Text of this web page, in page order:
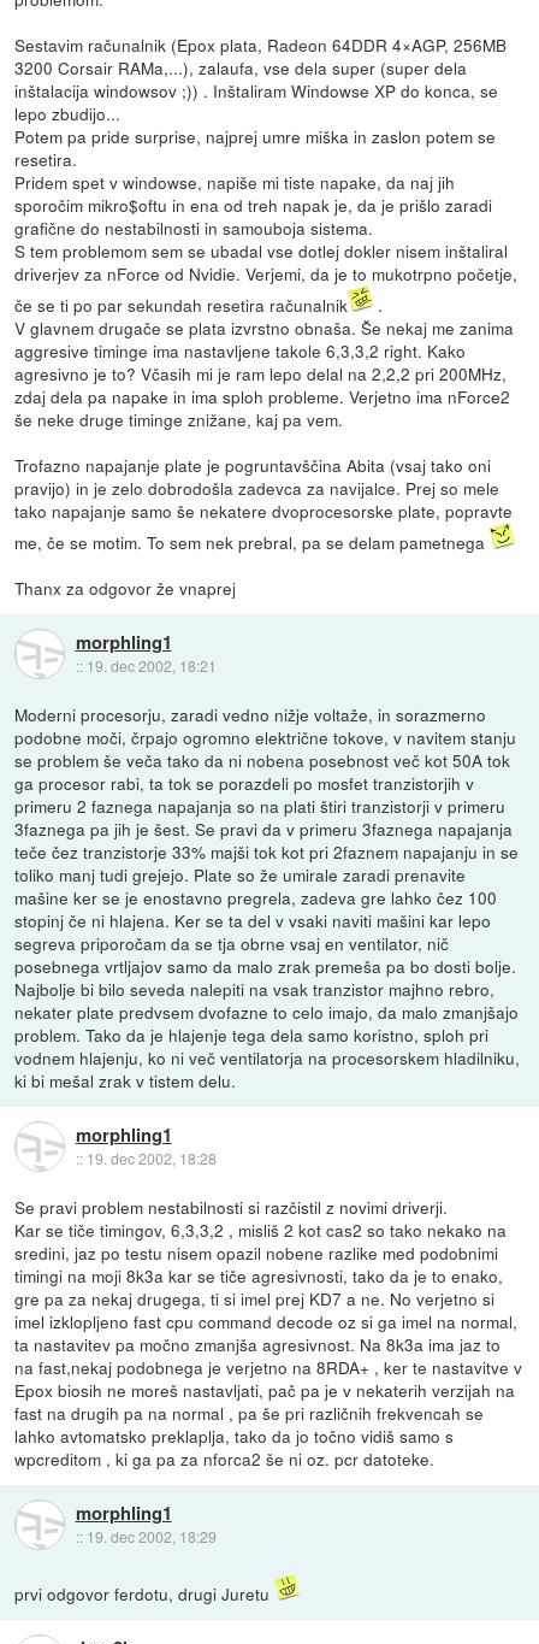
Sestavim računalnik (Epox plata, Radeon 64DDR 4×AGP, 256MB
3200 Corsair RAMa,...), zalaufa, vse dela super (super dela
inštalacija windowsov ;)) . Inštaliram Windowse XP do konca, se
lepo zbudijo...
Potem pa pride surprise, najprej umre miška in zaslon potem se
resetira.
Pridem spet v windowse, napiše mi tiste napake, da naj jih
sporočim mikro$oftu in ena od treh napak je, da je prišlo zaradi
grafične do nestabilnosti in samouboja sistema.
S tem problemom sem se ubadal vse dotlej dokler nisem inštaliral
driverjev za nForce od Nvidie. Verjemi, da je to mukotrpno početje,
če se ti po par sekundah resetira računalnik
.
V glavnem drugače se plata izvrstno obnaša. Še nekaj me zanima
aggresive timinge ima nastavljene takole 6,3,3,2 right. Kako
agresivno je to? Včasih mi je ram lepo delal na 2,2,2 pri 200MHz,
zdaj dela pa napake in ima sploh probleme. Verjetno ima nForce2
še neke druge timinge znižane, kaj pa vem.
Trofazno napajanje plate je pogruntavščina Abita (vsaj tako oni
pravijo) in je zelo dobrodošla zadevca za navijalce. Prej so mele
tako napajanje samo še nekatere dvoprocesorske plate, popravte
me, če se motim. To sem nek prebral, pa se delam pametnega
Thanx za odgovor že vnaprej
morphling1
:: 19. dec 2002, 18:21
Moderni procesorju, zaradi vedno nižje voltaže, in sorazmerno
podobne moči, črpajo ogromno električne tokove, v navitem stanju
se problem še veča tako da ni nobena posebnost več kot 50A tok
ga procesor rabi, ta tok se porazdeli po mosfet tranzistorjih v
primeru 2 faznega napajanja so na plati štiri tranzistorji v primeru
3faznega pa jih je šest. Se pravi da v primeru 3faznega napajanja
teče čez tranzistorje 33% majši tok kot pri 2faznem napajanju in se
toliko manj tudi grejejo. Plate so že umirale zaradi prenavite
mašine ker se je enostavno pregrela, zadeva gre lahko čez 100
stopinj če ni hlajena. Ker se ta del v vsaki naviti mašini kar lepo
segreva priporočam da se tja obrne vsaj en ventilator, nič
posebnega vrtljajov samo da malo zrak premeša pa bo dosti bolje.
Najbolje bi bilo seveda nalepiti na vsak tranzistor majhno rebro,
nekater plate predvsem dvofazne to celo imajo, da malo zmanjšajo
problem. Tako da je hlajenje tega dela samo koristno, sploh pri
vodnem hlajenju, ko ni več ventilatorja na procesorskem hladilniku,
ki bi mešal zrak v tistem delu.
morphling1
:: 19. dec 2002, 18:28
Se pravi problem nestabilnosti si razčistil z novimi driverji.
Kar se tiče timingov, 6,3,3,2 , misliš 2 kot cas2 so tako nekako na
sredini, jaz po testu nisem opazil nobene razlike med podobnimi
timingi na moji 8k3a kar se tiče agresivnosti, tako da je to enako,
gre pa za nekaj drugega, ti si imel prej KD7 a ne. No verjetno si
imel izklopljeno fast cpu command decode oz si ga imel na normal,
ta nastavitev pa močno zmanjša agresivnost. Na 8k3a ima jaz to
na fast,nekaj podobnega je verjetno na 8RDA+ , ker te nastavitve v
Epox biosih ne moreš nastavljati, pač pa je v nekaterih verzijah na
fast na drugih pa na normal , pa še pri različnih frekvencah se
lahko avtomatsko preklaplja, tako da jo točno vidiš samo s
wpcreditom , ki ga pa za nforca2 še ni oz. pcr datoteke.
morphling1
:: 19. dec 2002, 18:29
prvi odgovor ferdotu, drugi Juretu